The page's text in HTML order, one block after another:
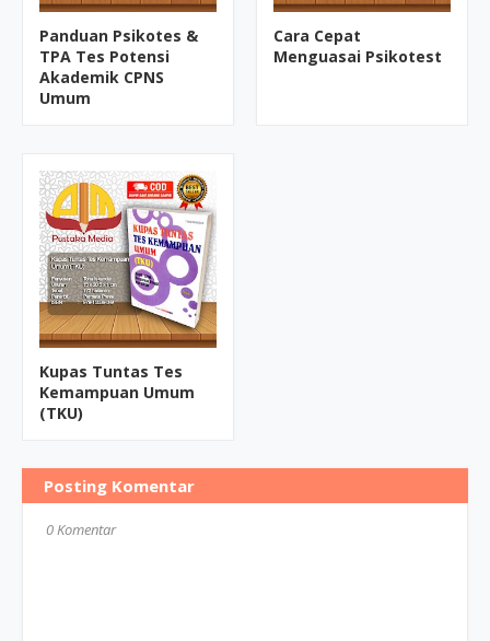
Panduan Psikotes &
TPA Tes Potensi
Akademik CPNS
Umum
Cara Cepat
Menguasai Psikotest
Kupas Tuntas Tes
Kemampuan Umum
(TKU)
Posting Komentar
0 Komentar